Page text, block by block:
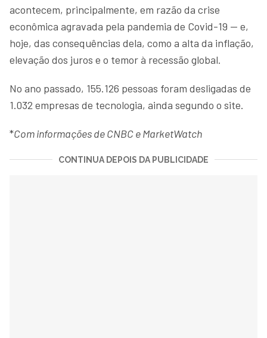
acontecem, principalmente, em razão da crise
econômica agravada pela pandemia de Covid-19 — e,
hoje, das consequências dela, como a alta da inflação,
elevação dos juros e o temor à recessão global.
No ano passado, 155.126 pessoas foram desligadas de
1.032 empresas de tecnologia, ainda segundo o site.
*Com informações de CNBC e MarketWatch
CONTINUA DEPOIS DA PUBLICIDADE